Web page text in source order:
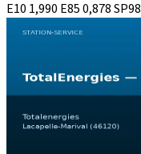
E10 1,990 E850,878SP98